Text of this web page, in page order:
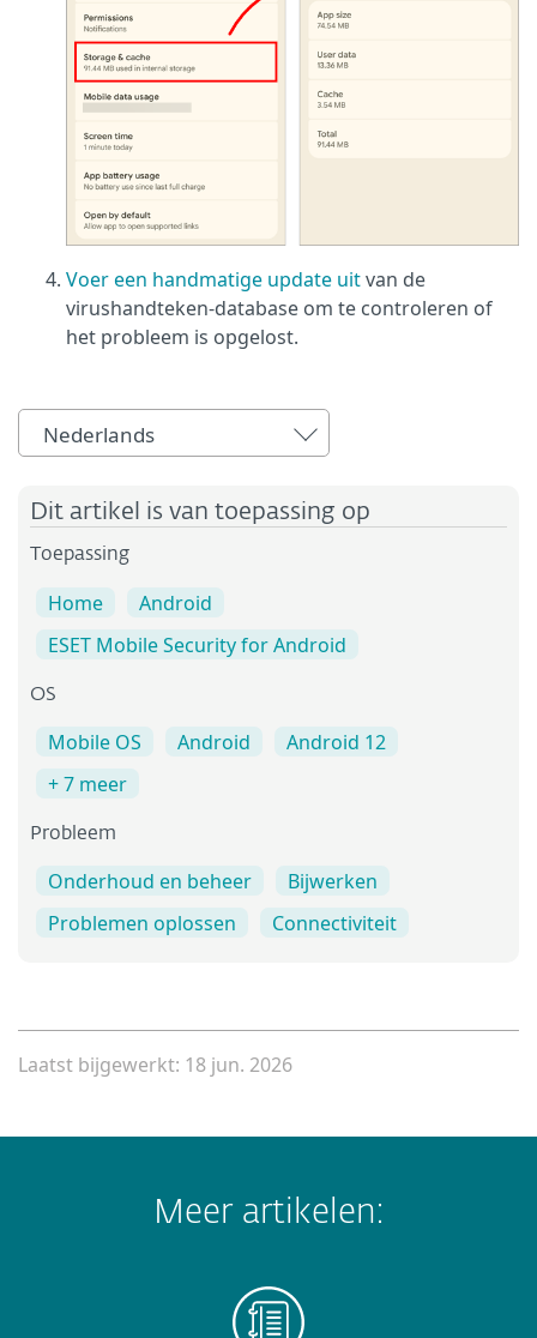
Voer een handmatige update uitvan de
virushandteken-database om te controleren of
het probleem is opgelost.
Nederlands
Dit artikel is van toepassing op
Toepassing
Home
Android
ESET Mobile Security for Android
OS
Mobile OS Android
Android 12
+ 7 meer
Probleem
Onderhoud en beheer
Bijwerken
Problemen oplossen
Connectiviteit
Laatst bijgewerkt: 18 jun. 2026
Meer artikelen: